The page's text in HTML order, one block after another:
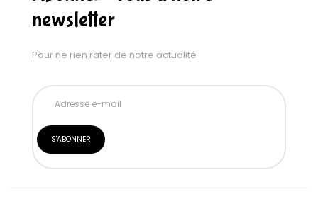
newsletter
Pour ne rien rater de notre actualité